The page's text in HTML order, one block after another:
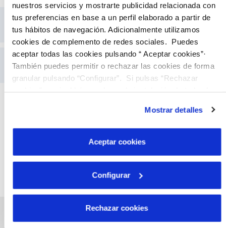
nuestros servicios y mostrarte publicidad relacionada con
tus preferencias en base a un perfil elaborado a partir de
tus hábitos de navegación. Adicionalmente utilizamos
cookies de complemento de redes sociales. Puedes
aceptar todas las cookies pulsando “ Aceptar cookies”·
También puedes permitir o rechazar las cookies de forma
granular pulsando “Configurar”. Si pulsas “Rechazar
que el sitio web funcione y que por tanto no se pueden
desactivar. Puedes consultar más información en
Política de Cookies
Mostrar detalles
Aceptar cookies
Configurar
Rechazar cookies
Tarifa especial de fugas
Tarifa Industrial